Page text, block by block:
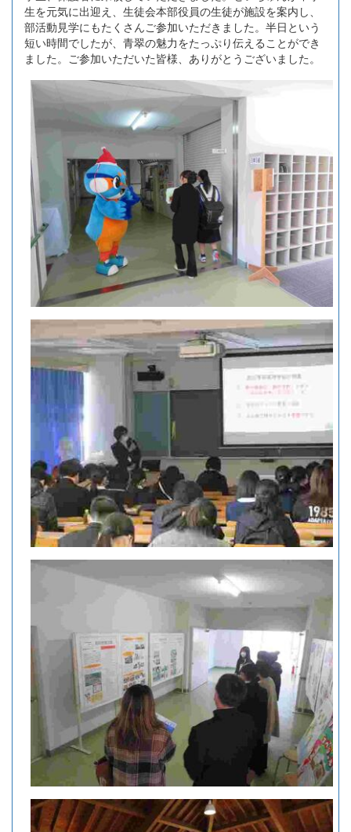
生を元気に出迎え、生徒会本部役員の生徒が施設を案内し、
部活動見学にもたくさんご参加いただきました。半日という
短い時間でしたが、青翠の魅力をたっぷり伝えることができ
ました。ご参加いただいた皆様、ありがとうございました。